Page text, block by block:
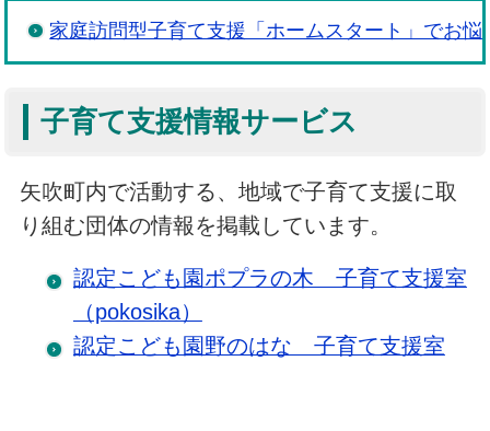
家庭訪問型子育て支援「ホームスタート」でお
子育て支援情報サービス
矢吹町内で活動する、地域で子育て支援に取
り組む団体の情報を掲載しています。
認定こども園ポプラの木 子育て支援室
（pokosika）
認定こども園野のはな 子育て支援室